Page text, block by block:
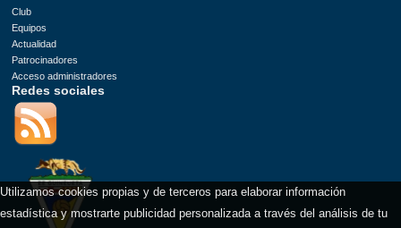
Club
Equipos
Actualidad
Patrocinadores
Acceso administradores
Redes sociales
Utilizamos cookies propias y de terceros para elaborar información
estadística y mostrarte publicidad personalizada a través del análisis de tu